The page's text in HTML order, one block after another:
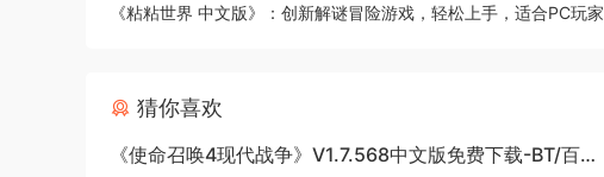
《粘粘世界 中文版》：创新解谜冒险游戏，轻松上手，适合PC玩家
猜你喜欢
《使命召唤4现代战争》V1.7.568中文版免费下载-BT/百度